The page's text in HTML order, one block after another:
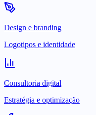
Design e branding
Logotipos e identidade
Consultoria digital
Estratégia e optimização